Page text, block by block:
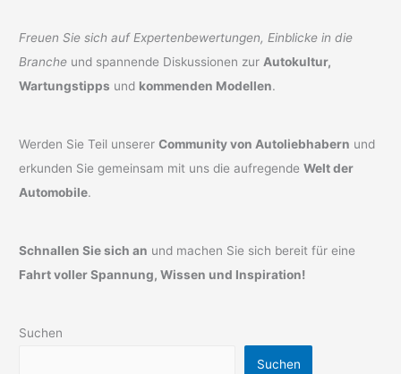
Freuen Sie sich auf Expertenbewertungen, Einblicke in die
Branche und spannende Diskussionen zur Autokultur,
Wartungstipps und kommenden Modellen.
Werden Sie Teil unsererCommunity von Autoliebhabern und
erkunden Sie gemeinsam mit uns die aufregendeWelt der
Automobile.
Schnallen Sie sich an und machen Sie sich bereit für eine
Fahrt voller Spannung, Wissen und Inspiration!
Suchen
Suchen